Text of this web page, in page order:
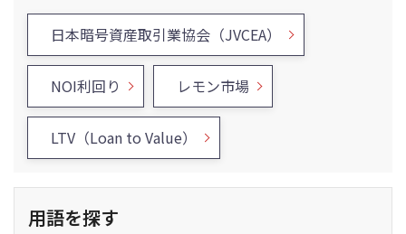
日本暗号資産取引業協会（JVCEA）
NOI利回り レモン市場
LTV（Loan to Value）
用語を探す